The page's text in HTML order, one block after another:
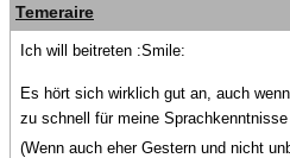
Temeraire
Ich will beitreten :Smile:
Es hört sich wirklich gut an, auch
zu schnell für meine
(Wenn auch eher Gestern und nicht